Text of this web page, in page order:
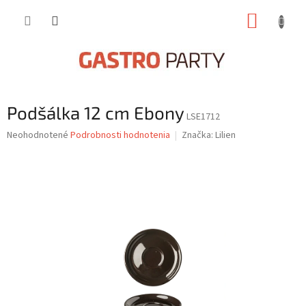
Podšálka 12 cm Ebony LSE1712
Priemerné
Neohodnotené Podrobnosti hodnotenia Značka: Lilien